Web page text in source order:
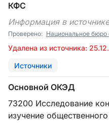
КФС
Информация в
Проверено: Национальное бюро
Удалена из источника:
Источники
Основной ОКЭД
73200 Исследование конъюнктуры рынка и
изучение